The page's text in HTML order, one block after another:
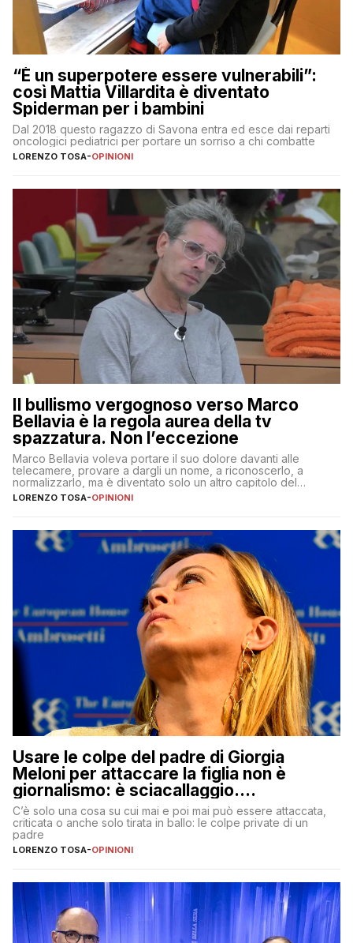
“È un superpotere essere vulnerabili”:
così Mattia Villardita è diventato
Spiderman per i bambini
Dal 2018 questo ragazzo di Savona entra ed esce dai reparti
oncologici pediatrici per portare un sorriso a chi combatte
LORENZO TOSA-OPINIONI
Il bullismo vergognoso verso Marco
Bellavia è la regola aurea della tv
spazzatura. Non l’eccezione
Marco Bellavia voleva portare il suo dolore davanti alle
telecamere, provare a dargli un nome, a riconoscerlo, a
normalizzarlo, ma è diventato solo un altro capitolo del
copione
LORENZO TOSA-OPINIONI
Usare le colpe del padre di Giorgia
Meloni per attaccare la figlia non è
giornalismo: è sciacallaggio.
Dimostriamo di essere diversi
C’è solo una cosa su cui mai e poi mai può essere attaccata,
criticata o anche solo tirata in ballo: le colpe private di un
padre
LORENZO TOSA-OPINIONI